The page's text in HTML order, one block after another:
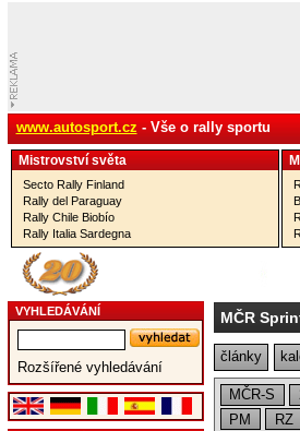
www.autosport.cz - Vše o rally sportu
Mistrovství­ světa
Secto Rally Finland
Rally del Paraguay
Rally Chile Biobío
Rally Italia Sardegna
VYHLEDÁVÁNÍ
Rozšířené vyhledávání
MČR
články
MČR-S
PM
RZ